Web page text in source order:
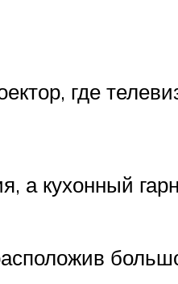
где
а кухонный